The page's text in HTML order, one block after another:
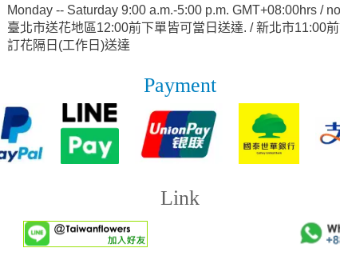
Monday -- Saturday 9:00 a.m.-5:00 p.m. GMT+08:00hrs /
臺北市送花地區12:00前下單皆可當日送達. / 新北市11:00
訂花隔日(工作日)送達
Payment
Link